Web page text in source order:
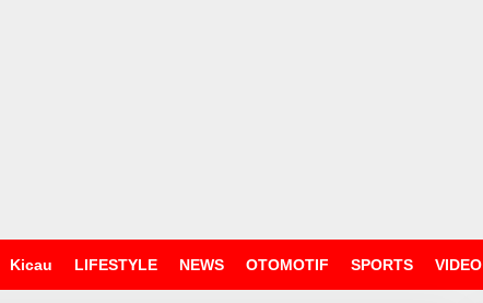
Kicau LIFESTYLE NEWS OTOMOTIF SPORTS VIDEO